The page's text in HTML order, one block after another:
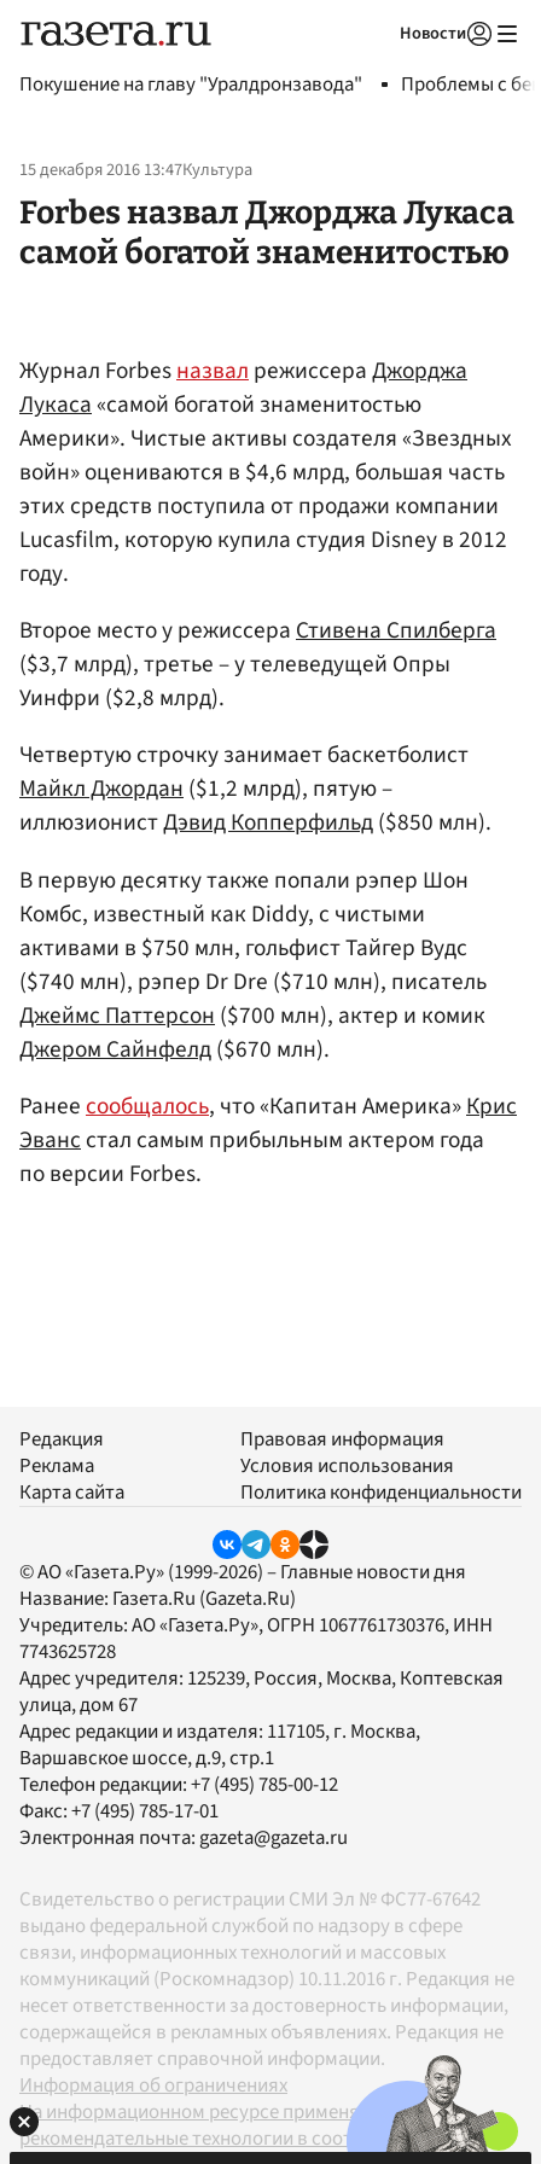
Новости
Покушение на главу "Уралдронзавода" Проблемы с
15 декабря 2016 13:47Культура
Forbes назвал Джорджа Лукаса
самой богатой знаменитостью
Журнал ForbesназвалрежиссераДжорджа
Лукаса«самой богатой знаменитостью
Америки». Чистые активы создателя «Звездных
войн» оцениваются в $4,6 млрд, большая часть
этих средств поступила от продажи компании
Lucasfilm, которую купила студия Disney в 2012
году.
Второе место у режиссераСтивена Спилберга
($3,7 млрд), третье – у телеведущей Опры
Уинфри ($2,8 млрд).
Четвертую строчку занимает баскетболист
Майкл Джордан($1,2 млрд), пятую –
иллюзионистДэвид Копперфильд($850 млн).
В первую десятку также попали рэпер Шон
Комбс, известный как Diddy, с чистыми
активами в $750 млн, гольфист Тайгер Вудс
($740 млн), рэпер Dr Dre ($710 млн), писатель
Джеймс Паттерсон ($700 млн), актер и комик
Джером Сайнфелд($670 млн).
Ранеесообщалось, что «Капитан Америка»Крис
Эвансстал самым прибыльным актером года
по версии Forbes.
Редакция
Реклама
Карта сайта
Правовая информация
Условия использования
Политика конфиденциальности
© АО «Газета.Ру» (1999-2026) – Главные новости дня
Название: Газета.Ru (Gazeta.Ru)
Учредитель:АО «Газета.Ру», ОГРН 1067761730376, ИНН
7743625728
Адрес учредителя: 125239, Россия, Москва, Коптевская
улица, дом 67
Адрес редакции и издателя: 117105, г. Москва,
Варшавское шоссе, д.9, стр.1
Телефон редакции:+7 (495) 785-00-12
Факс:+7 (495) 785-17-01
Электронная почта:gazeta@gazeta.ru
Свидетельство о регистрации СМИ Эл № ФС77-67642
выдано федеральной службой по надзору в сфере
связи, информационных технологий и массовых
коммуникаций (Роскомнадзор) 10.11.2016 г. Редакция не
несет ответственности за достоверность информации,
содержащейся в рекламных объявлениях. Редакция не
предоставляет справочной информации.
Информация об ограничениях
На информационном ресурсе применяются
рекомендательные технологии в соответствии с